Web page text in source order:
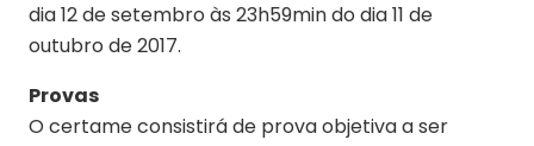
dia 12 de setembro às 23h59min do dia 11 de
outubro de 2017.
Provas
O certame consistirá de prova objetiva a ser